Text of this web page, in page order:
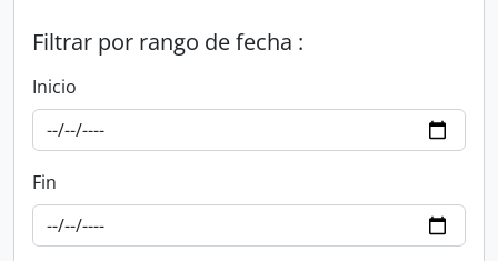
Filtrar por rango de fecha :
Inicio
Fin